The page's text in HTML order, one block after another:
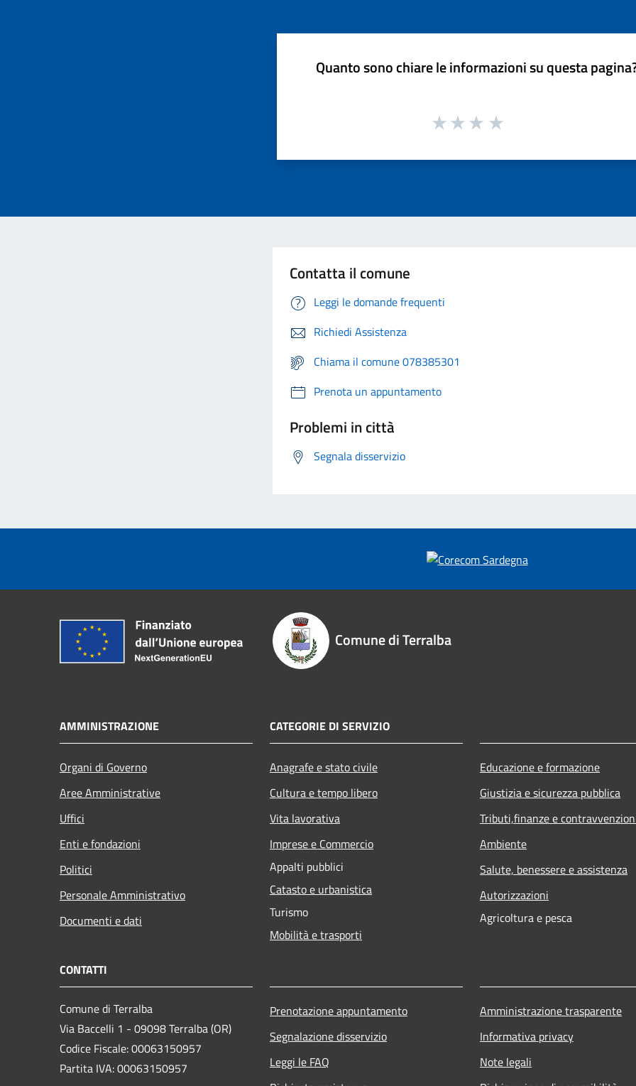
Quanto sono chiare le informazioni su questa
Contatta il comune
Leggi le domande frequenti
Richiedi Assistenza
Chiama il comune 078385301
Prenota un appuntamento
Problemi in città
Segnala disservizio
Comune di Terralba
AMMINISTRAZIONE
Organi di Governo
Aree Amministrative
Uffici
Enti e fondazioni
Politici
Personale Amministrativo
Documenti e dati
CATEGORIE DI SERVIZIO
Anagrafe e stato civile
Cultura e tempo libero
Vita lavorativa
Imprese e Commercio
Appalti pubblici
Catasto e urbanistica
Turismo
Mobilità e trasporti
Educazione e formazione
Giustizia e sicurezza pubblica
Tributi,finanze e
Ambiente
Salute, benessere e assistenza
Autorizzazioni
Agricoltura e pesca
CONTATTI
Comune di Terralba
Via Baccelli 1 - 09098 Terralba (OR)
Codice Fiscale: 00063150957
Partita IVA: 00063150957
Prenotazione appuntamento
Segnalazione disservizio
Leggi le FAQ
Amministrazione trasparente
Informativa privacy
Note legali